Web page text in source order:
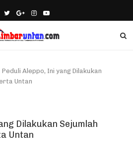
Peduli Aleppo, Ini yang Dilakukan
Untan
Dilakukan Sejumlah
Untan